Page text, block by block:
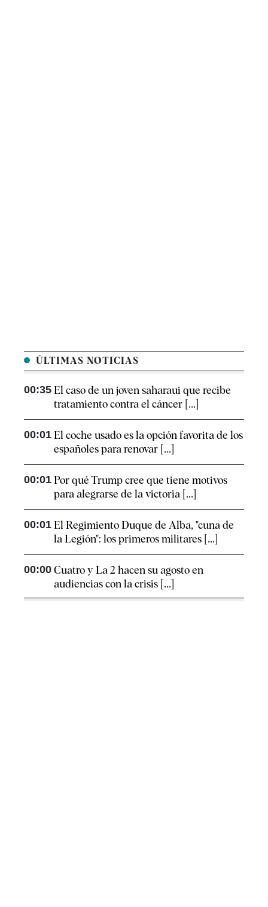
ÚLTIMAS NOTICIAS
00:35 El caso de un joven saharaui que recibe
tratamiento contra el cáncer [...]
00:01 El coche usado es la opción favorita de los
españoles para renovar [...]
00:01 Por qué Trump cree que tiene motivos
para alegrarse de la victoria [...]
00:01 El Regimiento Duque de Alba, "cuna de
la Legión": los primeros militares [...]
00:00 Cuatro y La 2 hacen su agosto en
audiencias con la crisis [...]